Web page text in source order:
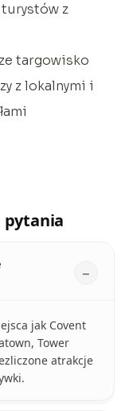
z
targowisko
z lokalnymi i
pytania
jak Covent
Tower
atrakcje